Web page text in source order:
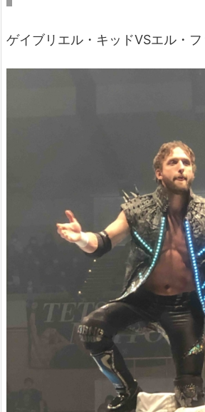
ゲイブリエル・キッドVSエル・フ